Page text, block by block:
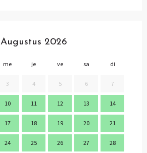
Augustus 2026
me je ve sa di
3 4 5 6 7
10 11 12 13 14
17 18 19 20 21
24 25 26 27 28